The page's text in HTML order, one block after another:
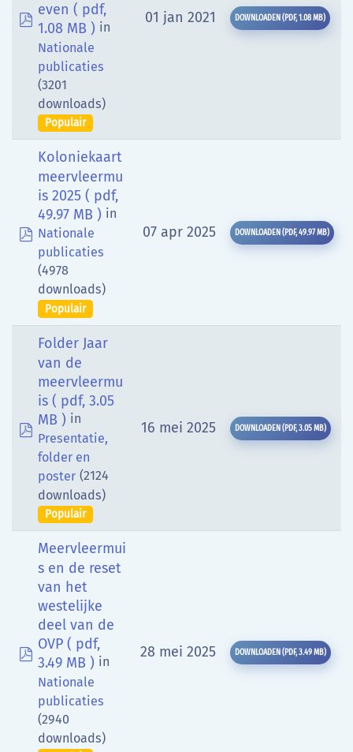
pdf
even ( pdf,
1.08 MB ) in
Nationale
publicaties
(3201
downloads)
Populair
01 jan 2021 DOWNLOADEN (PDF,1.08 MB)
pdf
Koloniekaart
meervleermu
is 2025 ( pdf,
49.97 MB ) in
Nationale
publicaties
(4978
downloads)
Populair
07 apr 2025 DOWNLOADEN (PDF,49.97 MB)
pdf
Folder Jaar
van de
meervleermu
is ( pdf, 3.05
MB ) in
Presentatie,
folder en
poster (2124
downloads)
Populair
16 mei 2025 DOWNLOADEN (PDF,3.05 MB)
pdf
Meervleermui
s en de reset
van het
westelijke
deel van de
OVP ( pdf,
3.49 MB ) in
Nationale
publicaties
(2940
downloads)
28 mei 2025 DOWNLOADEN (PDF,3.49 MB)